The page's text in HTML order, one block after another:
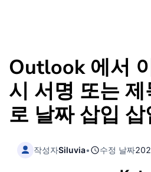
Outlook 에서
시 서명 또는
로 날짜 삽입 삽
작성자Siluvia• 수정 날짜